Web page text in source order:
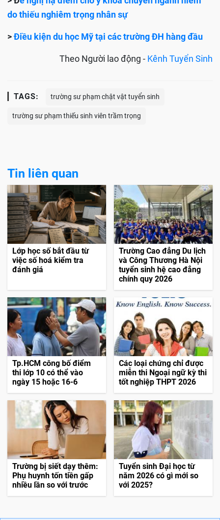
do thiếu nghiêm trọng nhân sự
>Điều kiện du học Mỹ tại các trường ĐH hàng đầu
Theo Người lao động - Kênh Tuyển Sinh
TAGS: trường sư phạm chật vật tuyển sinh
trường sư phạm thiếu sinh viên trầm trọng
Tin liên quan
Lớp học số bắt đầu từ
việc số hoá kiểm tra
đánh giá
Trường Cao đẳng Du lịch
và Công Thương Hà Nội
tuyển sinh hệ cao đẳng
chính quy 2026
Tp.HCM công bố điểm
thi lớp 10 có thể vào
ngày 15 hoặc 16-6
Các loại chứng chỉ được
miễn thi Ngoại ngữ kỳ thi
tốt nghiệp THPT 2026
Trường bị siết dạy thêm:
Phụ huynh tốn tiền gấp
nhiều lần so với trước
Tuyển sinh Đại học từ
năm 2026 có gì mới so
với 2025?